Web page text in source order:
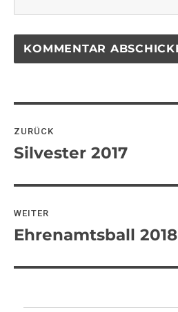
ZURÜCK
Vorheriger
Silvester 2017
WEITER
Nächster
Ehrenamtsball 2018